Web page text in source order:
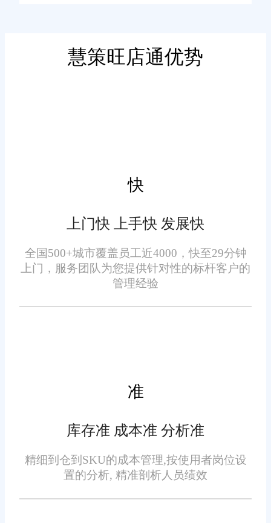
然。此外，智能预警功能能够在
库存低于安全水平时自动提醒相
二、高效订单处理
程自动化程度高，减少了人为错
误的可能性。系统还支持多种支
付方式，方便客户快速完成交
易。通过优化订单处理流程，企
业能够缩短交货周期，提高服务
质量。
三、精准数据分析
数据是企业决策的重要依
据。旺店通提供了丰富的数据分
本，提高盈利能力。
四、灵活的报告生成
报告是企业管理的重要组成
告模板，根据需要生成各种类型
的报告，如销售报告、库存报
告、财务报表等。这些报告不仅
慧策旺店通优势
快
上门快 上手快 发展快
全国500+城市覆盖员工近4000，快至29分钟
上门，服务团队为您提供针对性的标杆客户的
管理经验
准
库存准 成本准 分析准
精细到仓到SKU的成本管理,按使用者岗位设
置的分析, 精准剖析人员绩效